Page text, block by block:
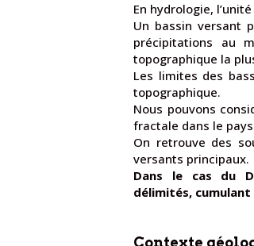
En hydrologie,
Un bassin versant
précipitations au
topographique la
Les limites des
topographique.
Nous pouvons
fractale dans le
On retrouve des
versants principaux.
Dans le cas du
délimités,
Contexte